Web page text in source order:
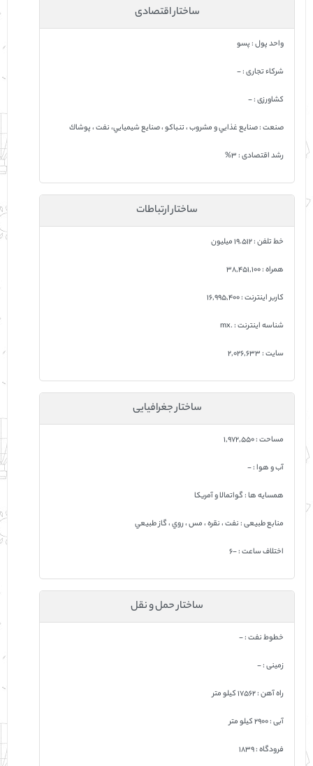
ساختار اقتصادی
واحد پول : پسو
شرکاء تجاری : -
کشاورزی : -
صنعت : صنايع غذايي و مشروب ، تنباكو ، صنايع شيميايي، نفت ، پوشاك
رشد اقتصادی : 3%
ساختار ارتباطات
خط تلفن : 19.512 ميليون
همراه : 38,451,100
کاربر اینترنت : 16,995,400
شناسه اینترنت : .mx
سایت : 2,026,633
ساختار جغرافیایی
مساحت : 1,972,550
آب و هوا : -
همسایه ها : گواتمالا و آمريكا
منابع طبیعی : نفت ، نقره ، مس ، روي ، گاز طبيعي
اختلاف ساعت : -6
ساختار حمل و نقل
خطوط نفت : -
زمینی : -
راه آهن : 17562 كيلو متر
آبی : 2900 كيلو متر
فرودگاه : 1839